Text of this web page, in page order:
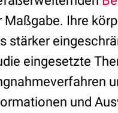
Maßgabe. Ihre
stärker
eingesetzte
und